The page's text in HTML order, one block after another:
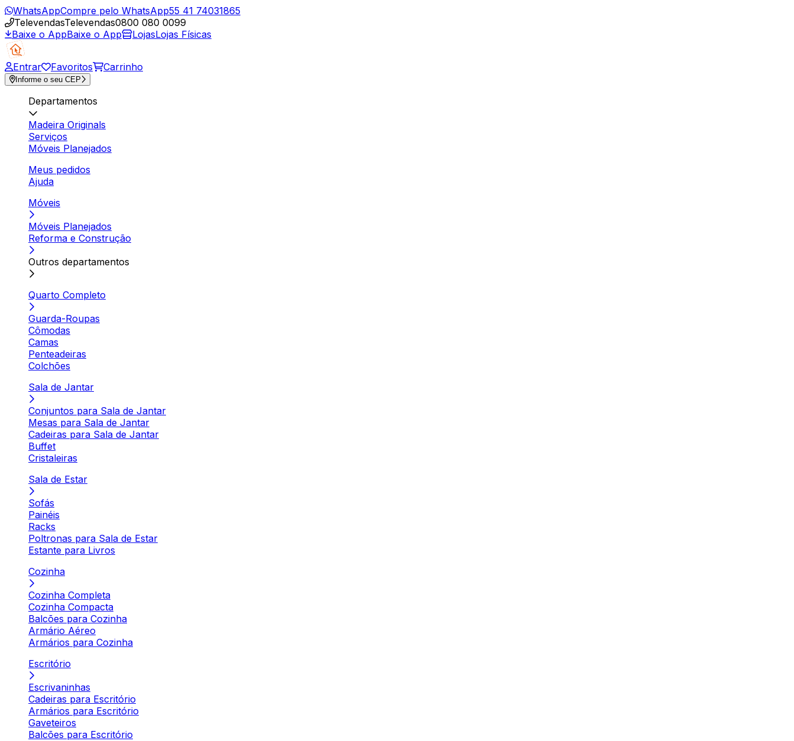
WhatsAppCompre pelo WhatsApp55 41 74031865
TelevendasTelevendas0800 080 0099
Baixe o AppBaixe o App LojasLojas Físicas
Entrar Favoritos Carrinho
Informe o seu CEP
Departamentos
Madeira Originals
Serviços
Móveis Planejados
Meus pedidos
Ajuda
Móveis
Móveis Planejados
Reforma e Construção
Outros departamentos
Quarto Completo
Guarda-Roupas
Cômodas
Camas
Penteadeiras
Colchões
Sala de Jantar
Conjuntos para Sala de Jantar
Mesas para Sala de Jantar
Cadeiras para Sala de Jantar
Buffet
Cristaleiras
Sala de Estar
Sofás
Painéis
Racks
Poltronas para Sala de Estar
Estante para Livros
Cozinha
Cozinha Completa
Cozinha Compacta
Balcões para Cozinha
Armário Aéreo
Armários para Cozinha
Escritório
Escrivaninhas
Cadeiras para Escritório
Armários para Escritório
Gaveteiros
Balcões para Escritório